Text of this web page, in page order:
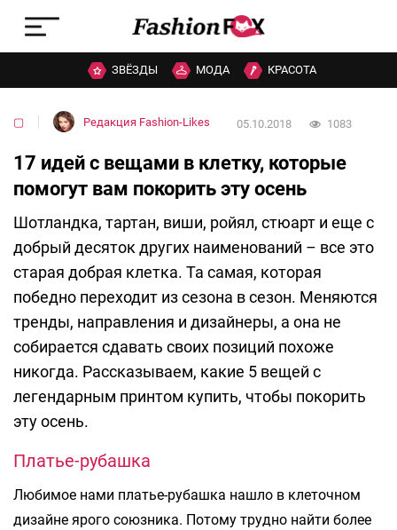
ЗВЁЗДЫ МОДА КРАСОТА
▢ Редакция Fashion-Likes 05.10.2018 1083
17 идей с вещами в клетку, которые
помогут вам покорить эту осень
Шотландка, тартан, виши, ройял, стюарт и еще с
добрый десяток других наименований – все это
старая добрая клетка. Та самая, которая
победно переходит из сезона в сезон. Меняются
тренды, направления и дизайнеры, а она не
собирается сдавать своих позиций похоже
никогда. Рассказываем, какие 5 вещей с
легендарным принтом купить, чтобы покорить
эту осень.
Платье-рубашка
Любимое нами платье-рубашка нашло в клеточном
дизайне ярого союзника. Потому трудно найти более